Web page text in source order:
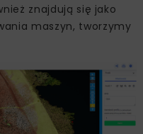
znajdują się jako
maszyn, tworzymy